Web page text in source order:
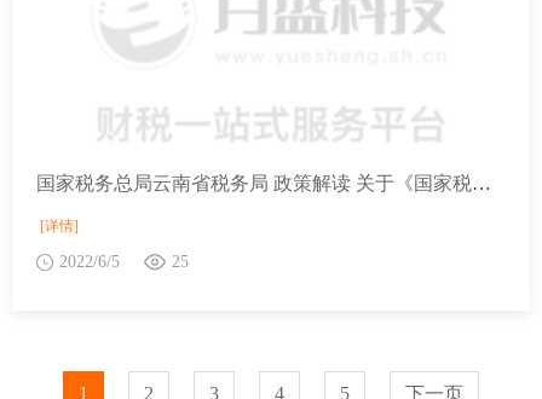
国家税务总局云南省税务局 政策解读 关于《国家税务总局关于进一步加大增值税期末留抵退税政策实施力度有关征管事项的公告》的解读
[详情]
2022/6/5 25
1 2 3 4 5 下一页